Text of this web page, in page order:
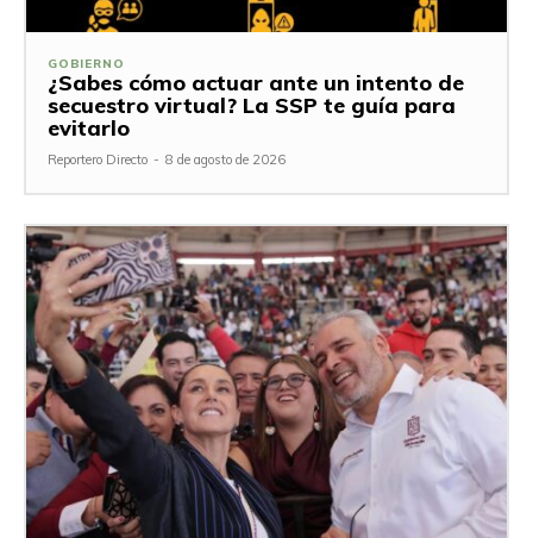
GOBIERNO
¿Sabes cómo actuar ante un intento de
secuestro virtual? La SSP te guía para
evitarlo
Reportero Directo - 8 de agosto de 2026